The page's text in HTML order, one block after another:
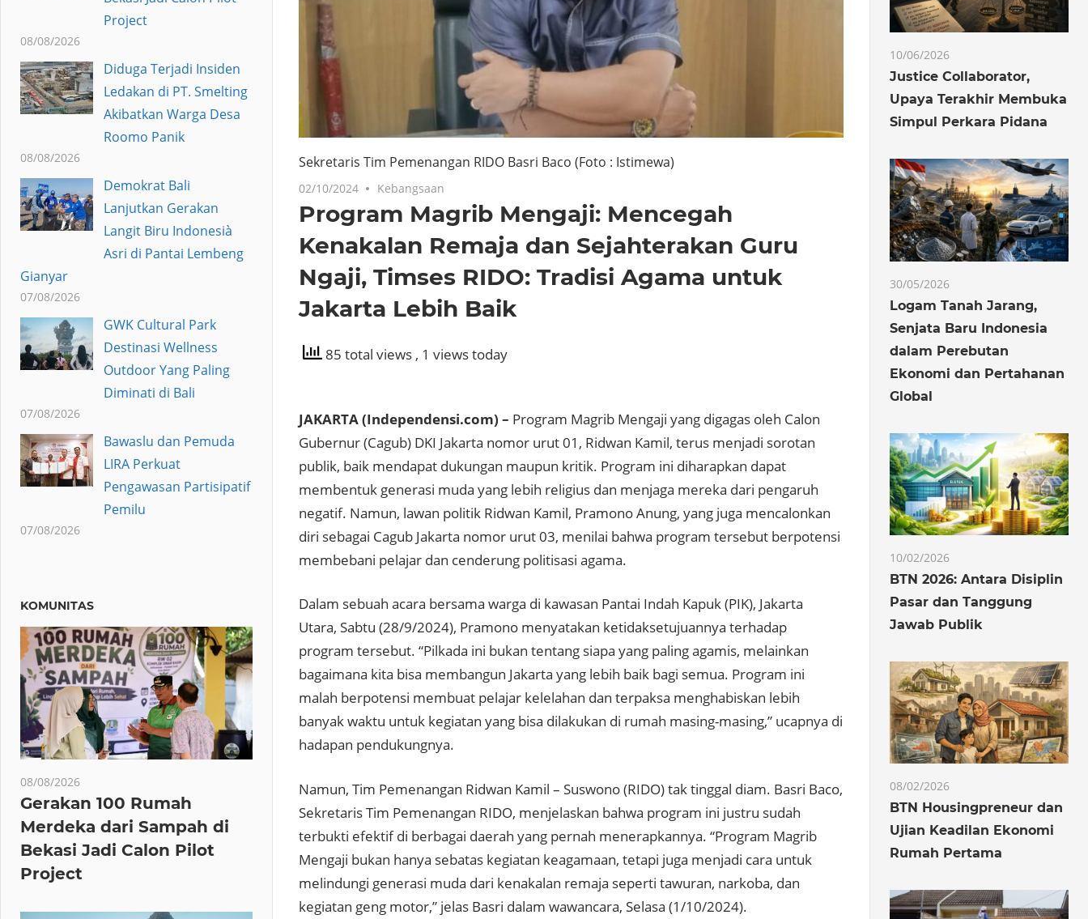
Sekretaris Tim Pemenangan RIDO Basri Baco (Foto : Istimewa)
02/10/2024 Kebangsaan
Program Magrib Mengaji: Mencegah
Kenakalan Remaja dan Sejahterakan Guru
Ngaji, Timses RIDO: Tradisi Agama untuk
Jakarta Lebih Baik
85 total views , 1 views today
JAKARTA (Independensi.com) – Program Magrib Mengaji yang digagas oleh Calon
Gubernur (Cagub) DKI Jakarta nomor urut 01, Ridwan Kamil, terus menjadi sorotan
publik, baik mendapat dukungan maupun kritik. Program ini diharapkan dapat
membentuk generasi muda yang lebih religius dan menjaga mereka dari pengaruh
negatif. Namun, lawan politik Ridwan Kamil, Pramono Anung, yang juga mencalonkan
diri sebagai Cagub Jakarta nomor urut 03, menilai bahwa program tersebut berpotensi
membebani pelajar dan cenderung politisasi agama.
Dalam sebuah acara bersama warga di kawasan Pantai Indah Kapuk (PIK), Jakarta
Utara, Sabtu (28/9/2024), Pramono menyatakan ketidaksetujuannya terhadap
program tersebut. “Pilkada ini bukan tentang siapa yang paling agamis, melainkan
bagaimana kita bisa membangun Jakarta yang lebih baik bagi semua. Program ini
malah berpotensi membuat pelajar kelelahan dan terpaksa menghabiskan lebih
banyak waktu untuk kegiatan yang bisa dilakukan di rumah masing-masing,” ucapnya di
hadapan pendukungnya.
Namun, Tim Pemenangan Ridwan Kamil – Suswono (RIDO) tak tinggal diam. Basri Baco,
Sekretaris Tim Pemenangan RIDO, menjelaskan bahwa program ini justru sudah
terbukti efektif di berbagai daerah yang pernah menerapkannya. “Program Magrib
Mengaji bukan hanya sebatas kegiatan keagamaan, tetapi juga menjadi cara untuk
melindungi generasi muda dari kenakalan remaja seperti tawuran, narkoba, dan
kegiatan geng motor,” jelas Basri dalam wawancara, Selasa (1/10/2024).
Project
08/08/2026
Diduga Terjadi Insiden
Ledakan di PT. Smelting
Akibatkan Warga Desa
Roomo Panik
08/08/2026
Demokrat Bali
Lanjutkan Gerakan
Langit Biru Indonesià
Asri di Pantai Lembeng
Gianyar
07/08/2026
GWK Cultural Park
Destinasi Wellness
Outdoor Yang Paling
Diminati di Bali
07/08/2026
Bawaslu dan Pemuda
LIRA Perkuat
Pengawasan Partisipatif
Pemilu
07/08/2026
KOMUNITAS
08/08/2026
Gerakan 100 Rumah
Merdeka dari Sampah di
Bekasi Jadi Calon Pilot
Project
10/06/2026
Justice Collaborator,
Upaya Terakhir Membuka
Simpul Perkara Pidana
30/05/2026
Logam Tanah Jarang,
Senjata Baru Indonesia
dalam Perebutan
Ekonomi dan Pertahanan
Global
10/02/2026
BTN 2026: Antara Disiplin
Pasar dan Tanggung
Jawab Publik
08/02/2026
BTN Housingpreneur dan
Ujian Keadilan Ekonomi
Rumah Pertama